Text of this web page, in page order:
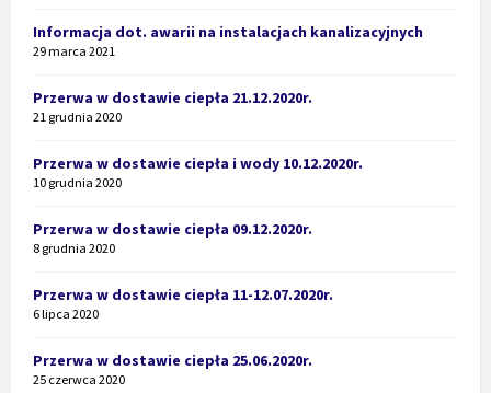
Informacja dot. awarii na instalacjach kanalizacyjnych
29 marca 2021
Przerwa w dostawie ciepła 21.12.2020r.
21 grudnia 2020
Przerwa w dostawie ciepła i wody 10.12.2020r.
10 grudnia 2020
Przerwa w dostawie ciepła 09.12.2020r.
8 grudnia 2020
Przerwa w dostawie ciepła 11-12.07.2020r.
6 lipca 2020
Przerwa w dostawie ciepła 25.06.2020r.
25 czerwca 2020